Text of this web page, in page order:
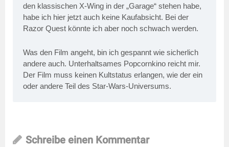
den klassischen X-Wing in der „Garage“ stehen habe,
habe ich hier jetzt auch keine Kaufabsicht. Bei der
Razor Quest könnte ich aber noch schwach werden.
Was den Film angeht, bin ich gespannt wie sicherlich
andere auch. Unterhaltsames Popcornkino reicht mir.
Der Film muss keinen Kultstatus erlangen, wie der ein
oder andere Teil des Star-Wars-Universums.
Schreibe einen Kommentar